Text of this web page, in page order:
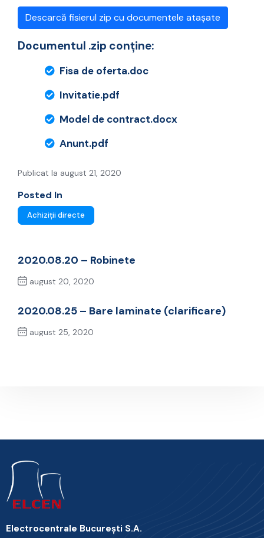
Descarcă fisierul zip cu documentele atașate
Documentul .zip conține:
Fisa de oferta.doc
Invitatie.pdf
Model de contract.docx
Anunt.pdf
Publicat la august 21, 2020
Posted In
Achiziții directe
2020.08.20 – Robinete
august 20, 2020
2020.08.25 – Bare laminate (clarificare)
august 25, 2020
Electrocentrale Bucureşti S.A.